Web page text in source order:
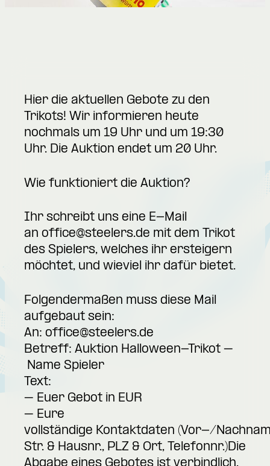
Hier die aktuellen Gebote zu den
Trikots! Wir informieren heute
nochmals um 19 Uhr und um 19:30
Uhr. Die Auktion endet um 20 Uhr.
Wie funktioniert die Auktion?
Ihr schreibt uns eine E-Mail
an office@steelers.de mit dem Trikot
des Spielers, welches ihr ersteigern
möchtet, und wieviel ihr dafür bietet.
Folgendermaßen muss diese Mail
aufgebaut sein:
An: office@steelers.de
Betreff: Auktion Halloween-Trikot –
Name Spieler
Text:
– Euer Gebot in EUR
– Eure
vollständige Kontaktdaten (Vor-/
Str. & Hausnr., PLZ & Ort, Telefonnr.)Die